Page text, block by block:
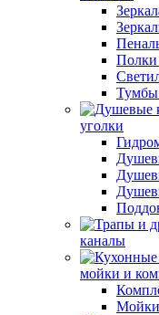
Полки
Тумбы
уголки
каналы
мойки и
Мойки